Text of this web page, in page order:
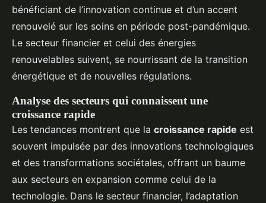
bénéficiant de l’innovation continue et d’un accent
renouvelé sur les soins en période post-pandémique.
Le secteur financier et celui des énergies
renouvelables suivent, se nourrissant de la transition
énergétique et de nouvelles régulations.
Analyse des secteurs qui connaissent une
croissance rapide
Les tendances montrent que la croissance rapide est
souvent impulsée par des innovations technologiques
et des transformations sociétales, offrant un baume
aux secteurs en expansion comme celui de la
technologie. Dans le secteur financier, l’adaptation